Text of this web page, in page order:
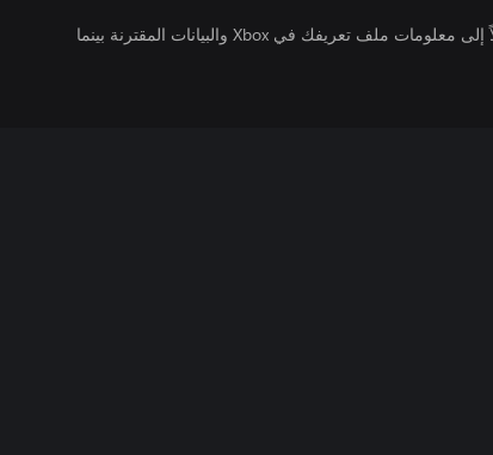
يتلقى ناشرو الألعاب التي تقوم بتشغيلها وصولاً إلى معلومات ملف تعريفك في Xbox والبيانات المقترنة بينما